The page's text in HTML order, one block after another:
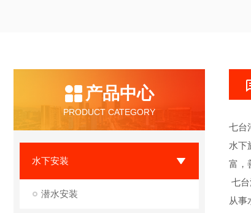
产品中心
PRODUCT CATEGORY
水下安装
潜水安装
七台
水下
富，
七
从事